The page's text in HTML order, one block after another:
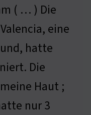
( … ) Die
eine
hatte
Die
Haut ;
nur 3